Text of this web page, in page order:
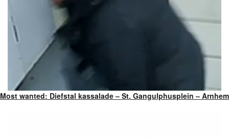
Most wanted: Diefstal kassalade – St. Gangulphusplein – Arnhem